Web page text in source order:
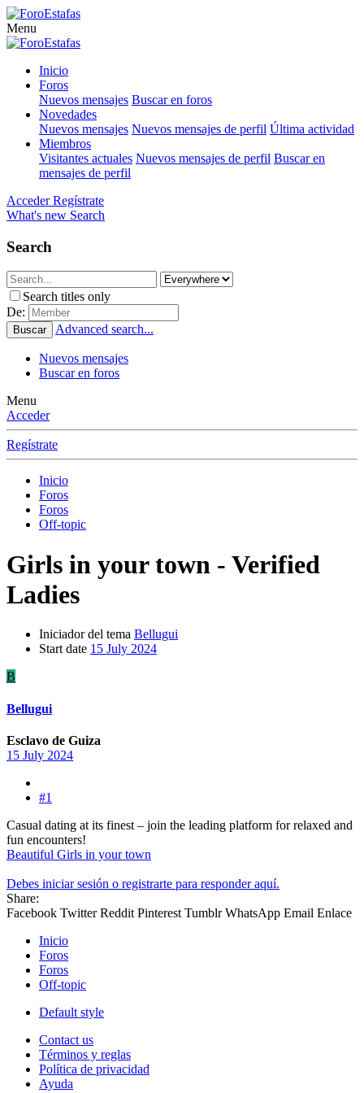
Menu
Inicio
Foros
Nuevos mensajes Buscar en foros
Novedades
Nuevos mensajes Nuevos mensajes de perfil Última actividad
Miembros
Visitantes actuales Nuevos mensajes de perfil Buscar en
mensajes de perfil
Acceder Regístrate
What's new Search
Search
Search titles only
De:
Buscar Advanced search...
Nuevos mensajes
Buscar en foros
Menu
Acceder
Regístrate
Inicio
Foros
Foros
Off-topic
Girls in your town - Verified
Ladies
Iniciador del tema Bellugui
Start date 15 July 2024
B
Bellugui
Esclavo de Guiza
15 July 2024
#1
Casual dating at its finest – join the leading platform for relaxed and
fun encounters!
Beautiful Girls in your town
Debes iniciar sesión o registrarte para responder aquí.
Share:
Facebook Twitter Reddit Pinterest Tumblr WhatsApp Email Enlace
Inicio
Foros
Foros
Off-topic
Default style
Contact us
Términos y reglas
Política de privacidad
Ayuda